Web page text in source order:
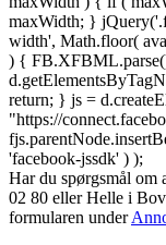
maxWidth; }
width', Math.floor(
) {
return; } js =
"https://
'facebook-jssdk' ) );
Har du spørgsmål om
02 80 ‬eller Helle i
formularen under